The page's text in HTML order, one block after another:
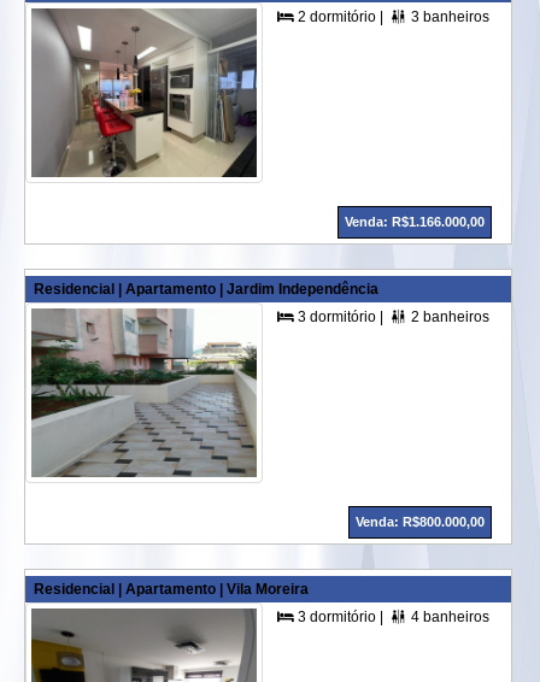
 2 dormitório |  3 banheiros |
Venda: R$1.166.000,00
Residencial | Apartamento | Jardim Independência
 3 dormitório |  2 banheiros |
Venda: R$800.000,00
Residencial | Apartamento | Vila Moreira
 3 dormitório |  4 banheiros |